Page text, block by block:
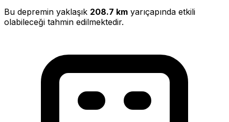
Bu depremin yaklaşık 208.7 km yarıçapında etkili
olabileceği tahmin edilmektedir.